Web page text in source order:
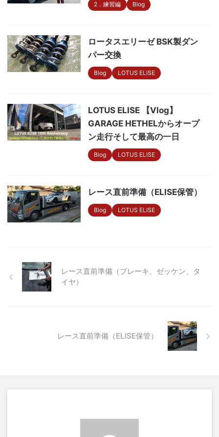
2．練習編 Blog
ロータスエリーゼ BSK製ダン
パー交換
Blog LOTUS ELISE
LOTUS ELISE 【Vlog】
GARAGE HETHELからオープ
ン走行そして最高の一日
Blog LOTUS ELISE
レース直前準備（ELISE保管）
Blog LOTUS ELISE
レース直前準備（ブレーキ、ゼッケン、タ
イヤ）
レース直前準備（ELISE保管）